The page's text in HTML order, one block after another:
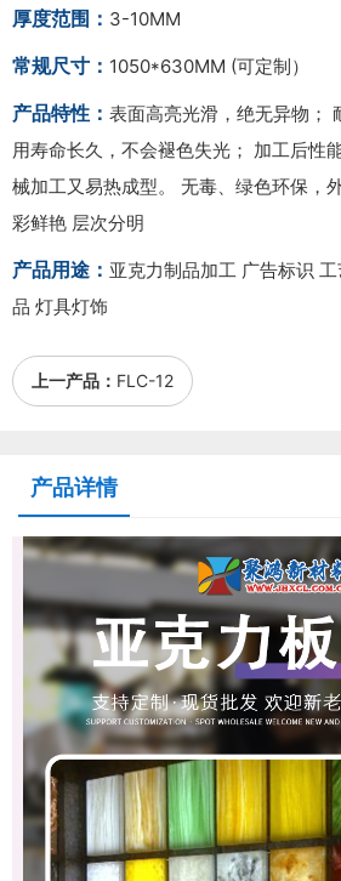
厚度范围： 3-10MM
常规尺寸： 1050*630MM (可定制）
产品特性： 表面高亮光滑，绝无异物；
用寿命长久，不会褪色失光； 加工后性
械加工又易热成型。 无毒、绿色环保，
彩鲜艳 层次分明
产品用途： 亚克力制品加工 广告标识
品 灯具灯饰
上一产品： FLC-12
产品详情